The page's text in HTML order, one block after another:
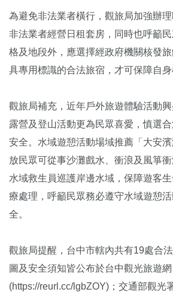
為避免非法業者橫行，觀旅局加強辦
非法業者經營日租套房，同時也呼籲
格及地段外，應選擇經政府機關核發旅
具專用標識的合法旅宿，才可保障自身
觀旅局補充，近年戶外旅遊體驗活動興
露營及登山活動更為民眾喜愛，慎選
安全。水域遊憩活動場域推薦「大安
放民眾可從事沙灘戲水、衝浪及風箏
水域救生員巡護岸邊水域，保障遊客
療處理，呼籲民眾務必遵守水域遊憩
全。
觀旅局提醒，台中市轄內共有19處合
圖及安全須知皆公布於台中觀光旅遊網
(https://reurl.cc/lgbZOY)；交通部觀光